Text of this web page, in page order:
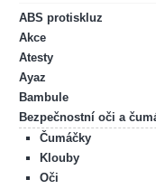
ABS protiskluz
Akce
Atesty
Ayaz
Bambule
Bezpečnostní oči a
Čumáčky
Klouby
Oči